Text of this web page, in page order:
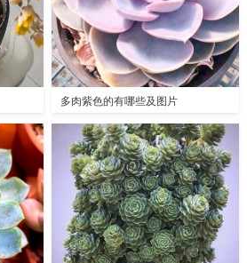
多肉紫色的有哪些及图片